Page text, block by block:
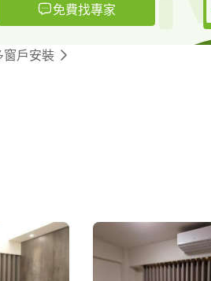
免費找專家
窗戶安裝